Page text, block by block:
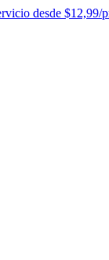
desde $12,99/